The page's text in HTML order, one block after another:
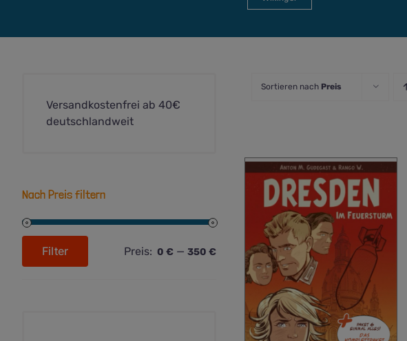
Sortieren nach Preis
Versandkostenfrei ab 40€
deutschlandweit
Nach Preis filtern
Max.
Filter Preis: 0 €— 350 €